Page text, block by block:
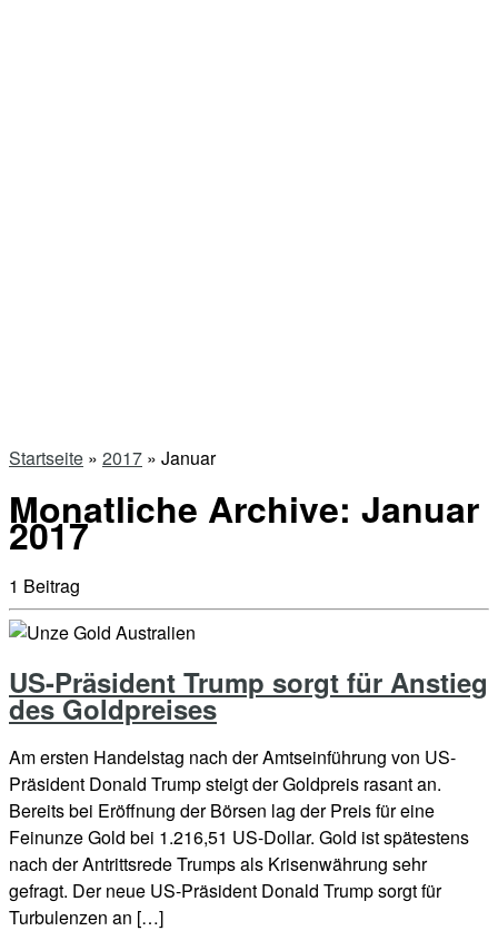
Startseite » 2017 » Januar
Monatliche Archive: Januar
2017
1 Beitrag
US-Präsident Trump sorgt für Anstieg
des Goldpreises
Am ersten Handelstag nach der Amtseinführung von US-
Präsident Donald Trump steigt der Goldpreis rasant an.
Bereits bei Eröffnung der Börsen lag der Preis für eine
Feinunze Gold bei 1.216,51 US-Dollar. Gold ist spätestens
nach der Antrittsrede Trumps als Krisenwährung sehr
gefragt. Der neue US-Präsident Donald Trump sorgt für
Turbulenzen an […]